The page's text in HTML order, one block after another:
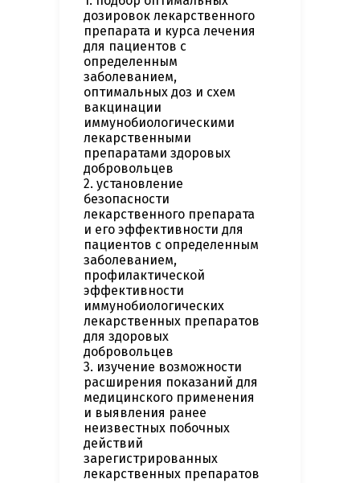
дозировок лекарственного
препарата и курса лечения
для пациентов с
определенным
заболеванием,
оптимальных доз и схем
вакцинации
иммунобиологическими
лекарственными
препаратами здоровых
добровольцев
2. установление
безопасности
лекарственного препарата
и его эффективности для
пациентов с определенным
заболеванием,
профилактической
эффективности
иммунобиологических
лекарственных препаратов
для здоровых
добровольцев
3. изучение возможности
расширения показаний для
медицинского применения
и выявления ранее
неизвестных побочных
действий
зарегистрированных
лекарственных препаратов